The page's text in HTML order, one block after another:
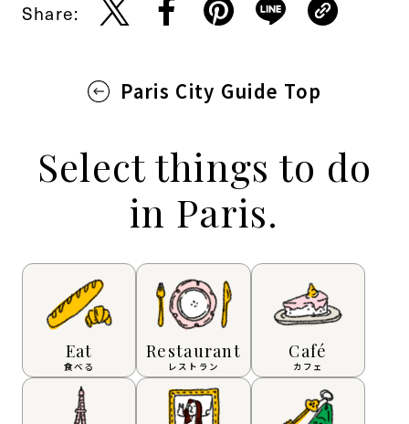
Share:
Paris City Guide Top
Select things to do
in Paris.
Eat
食べる
Restaurant
レストラン
Café
カフェ